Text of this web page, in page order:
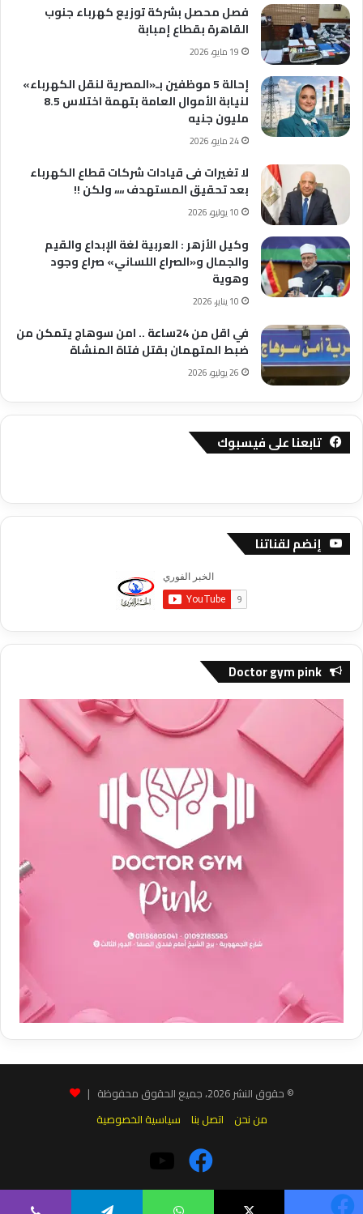
فصل محصل بشركة توزيع كهرباء جنوب
القاهرة بقطاع إمبابة
19 مايو، 2026
إحالة 5 موظفين بـ«المصرية لنقل الكهرباء»
لنيابة الأموال العامة بتهمة اختلاس 8.5
مليون جنيه
24 مايو، 2026
لا تغيرات فى قيادات شركات قطاع الكهرباء
بعد تحقيق المستهدف ،،،، ولكن !!
10 يوليو، 2026
وكيل الأزهر : العربية لغة الإبداع والقيم
والجمال و«الصراع اللساني» صراع وجود
وهوية
10 يناير، 2026
في اقل من 24ساعة .. امن سوهاج يتمكن من
ضبط المتهمان بقتل فتاة المنشاة
26 يوليو، 2026
تابعنا على فيسبوك
إنضم لقناتنا
Doctor gym pink
© حقوق النشر 2026، جميع الحقوق محفوظة |
من نحن
اتصل بنا سياسية الخصوصية
فيسبوك